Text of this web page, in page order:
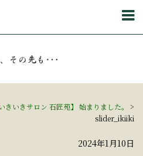
いきいきサロン 石匠苑】 始まりました。
>
slider_ikiiki
2024年1月10日